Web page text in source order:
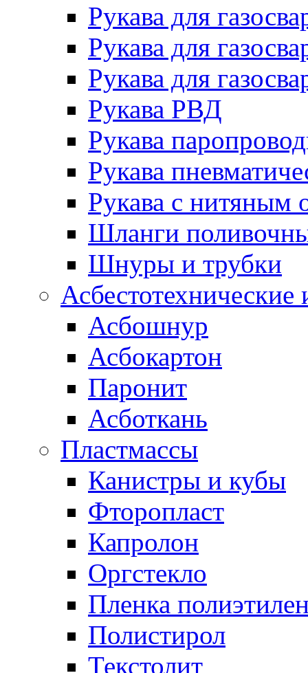
Рукава для
Рукава для
Рукава для
Рукава РВД
Рукава
Рукава
Рукава с нитяным
Шланги
Шнуры и трубки
Асбестотехнические
Асбошнур
Асбокартон
Паронит
Асботкань
Пластмассы
Канистры и кубы
Фторопласт
Капролон
Оргстекло
Пленка
Полистирол
Текстолит